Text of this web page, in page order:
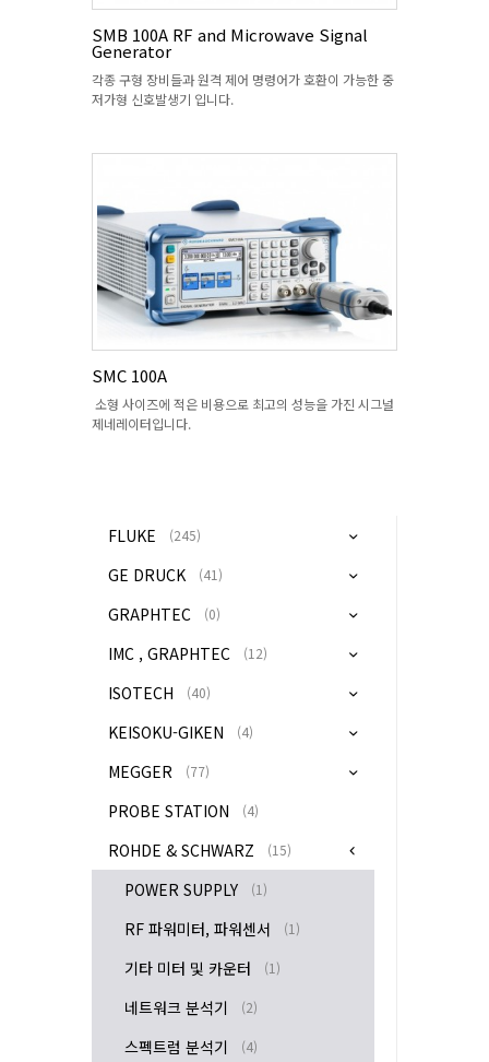
SMB 100A RF and Microwave Signal
Generator
각종 구형 장비들과 원격 제어 명령어가 호환이 가능한 중
저가형 신호발생기 입니다.
SMC 100A
소형 사이즈에 적은 비용으로 최고의 성능을 가진 시그널
제네레이터입니다.
FLUKE (245)
GE DRUCK (41)
GRAPHTEC (0)
IMC , GRAPHTEC (12)
ISOTECH (40)
KEISOKU-GIKEN (4)
MEGGER (77)
PROBE STATION (4)
ROHDE & SCHWARZ (15)
POWER SUPPLY (1)
RF 파워미터, 파워센서 (1)
기타 미터 및 카운터 (1)
네트워크 분석기 (2)
스펙트럼 분석기 (4)